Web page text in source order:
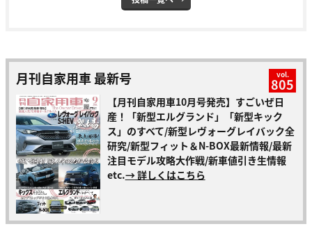
月刊自家用車 最新号 vol.
805
【月刊自家用車10月号発売】すごいぜ日
産！「新型エルグランド」「新型キック
ス」のすべて/新型レヴォーグレイバック全
研究/新型フィット＆N-BOX最新情報/最新
注目モデル攻略大作戦/新車値引き生情報
etc.→ 詳しくはこちら